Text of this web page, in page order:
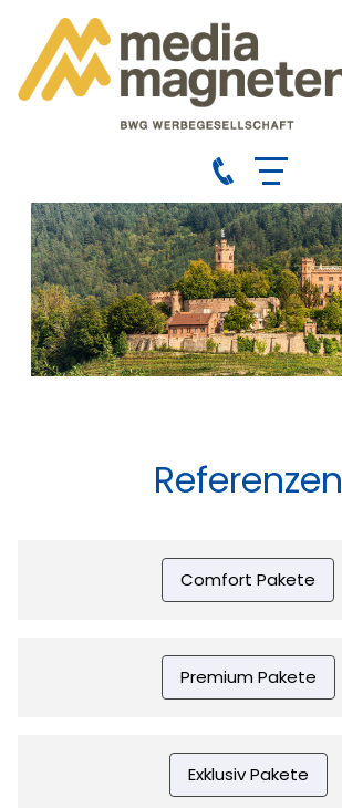
Referenzen
Comfort Pakete
Premium Pakete
Exklusiv Pakete